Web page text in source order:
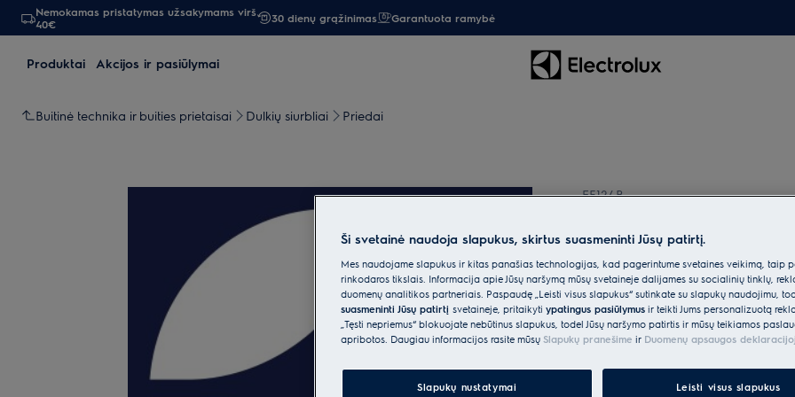
Nemokamas pristatymas užsakymams virš
40€
30 dienų grąžinimas Garantuota ramybė
Produktai Akcijos ir pasiūlymai
Buitinė technika ir buities prietaisai Dulkių siurbliai Priedai
EF124B
Filtrų rinkinys
siurbliams
1 (1)
Parinktys, kad pirkimo
Ši svetainė naudoja slapukus, skirtus suasmeninti Jūsų patirtį.
Mes naudojame slapukus ir kitas panašias technologijas, kad pagerintume svetainės veikimą, taip
rinkodaros tikslais. Informacija apie Jūsų naršymą mūsų svetainėje dalijamės su socialinių tinklų,
duomenų analitikos partneriais. Paspaudę „Leisti visus slapukus“ sutinkate su slapukų naudojimu,
suasmeninti Jūsų patirtį svetainėje, pritaikyti ypatingus pasiūlymus ir teikti Jums personalizuotą
„Tęsti nepriėmus“ blokuojate nebūtinus slapukus, todėl Jūsų naršymo patirtis ir mūsų teikiamos
apribotos. Daugiau informacijos rasite mūsų Slapukų pranešime ir Duomenų apsaugos
Slapukų nustatymai Leisti visus slapukus